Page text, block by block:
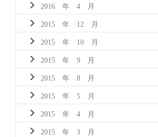
2016 年 4 月
2015 年 12 月
2015 年 10 月
2015 年 9 月
2015 年 8 月
2015 年 5 月
2015 年 4 月
2015 年 3 月